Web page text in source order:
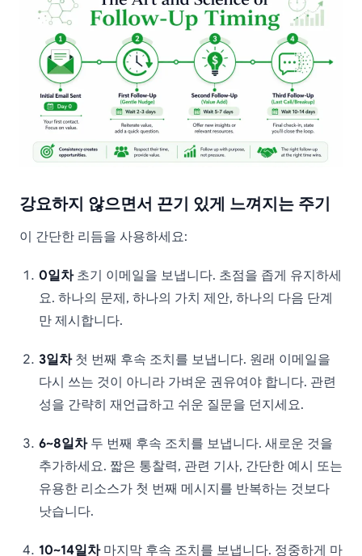
강요하지 않으면서 끈기 있게 느껴지는 주기
이 간단한 리듬을 사용하세요:
0일차초기 이메일을 보냅니다. 초점을 좁게 유지하세
요. 하나의 문제, 하나의 가치 제안, 하나의 다음 단계
만 제시합니다.
3일차첫 번째 후속 조치를 보냅니다. 원래 이메일을
다시 쓰는 것이 아니라 가벼운 권유여야 합니다. 관련
성을 간략히 재언급하고 쉬운 질문을 던지세요.
6~8일차두 번째 후속 조치를 보냅니다. 새로운 것을
추가하세요. 짧은 통찰력, 관련 기사, 간단한 예시 또는
유용한 리소스가 첫 번째 메시지를 반복하는 것보다
낫습니다.
10~14일차마지막 후속 조치를 보냅니다. 정중하게 마